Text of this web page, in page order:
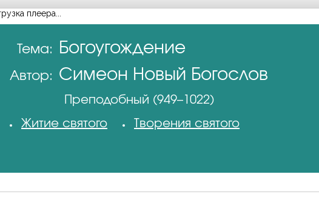
Авва Дорофей
Амвросий Оптинский (Гренков)
плеера...
Тема: Богоугождение
Автор: Симеон Новый Богослов
Преподобный (949–1022)
Житие святого
Творения святого